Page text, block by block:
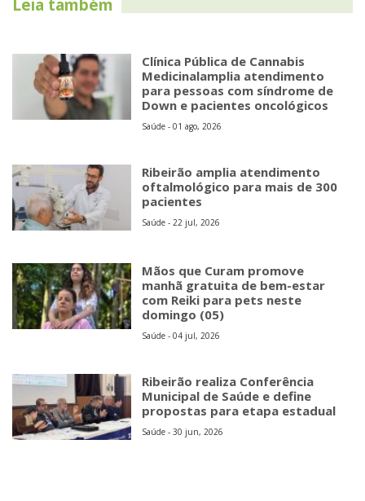
Leia também
Clínica Pública de Cannabis
Medicinalamplia atendimento
para pessoas com síndrome de
Down e pacientes oncológicos
Saúde - 01 ago, 2026
Ribeirão amplia atendimento
oftalmológico para mais de 300
pacientes
Saúde - 22 jul, 2026
Mãos que Curam promove
manhã gratuita de bem-estar
com Reiki para pets neste
domingo (05)
Saúde - 04 jul, 2026
Ribeirão realiza Conferência
Municipal de Saúde e define
propostas para etapa estadual
Saúde - 30 jun, 2026